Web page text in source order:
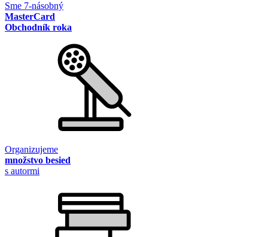
Sme 7-násobný
MasterCard
Obchodník roka
Organizujeme
množstvo besied
s autormi